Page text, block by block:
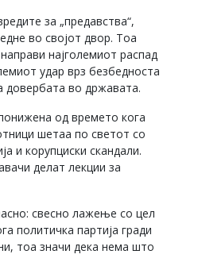
за „предавства“,
во својот двор. Тоа
најголемиот распад
удар врз безбедноста
довербата во државата.
од времето кога
шетаа по светот со
и корупциски скандали.
делат лекции за
свесно лажење со цел
политичка партија гради
тоа значи дека нема што